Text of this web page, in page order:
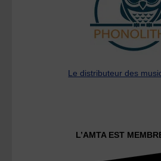
Le distributeur des
L’AMTA EST